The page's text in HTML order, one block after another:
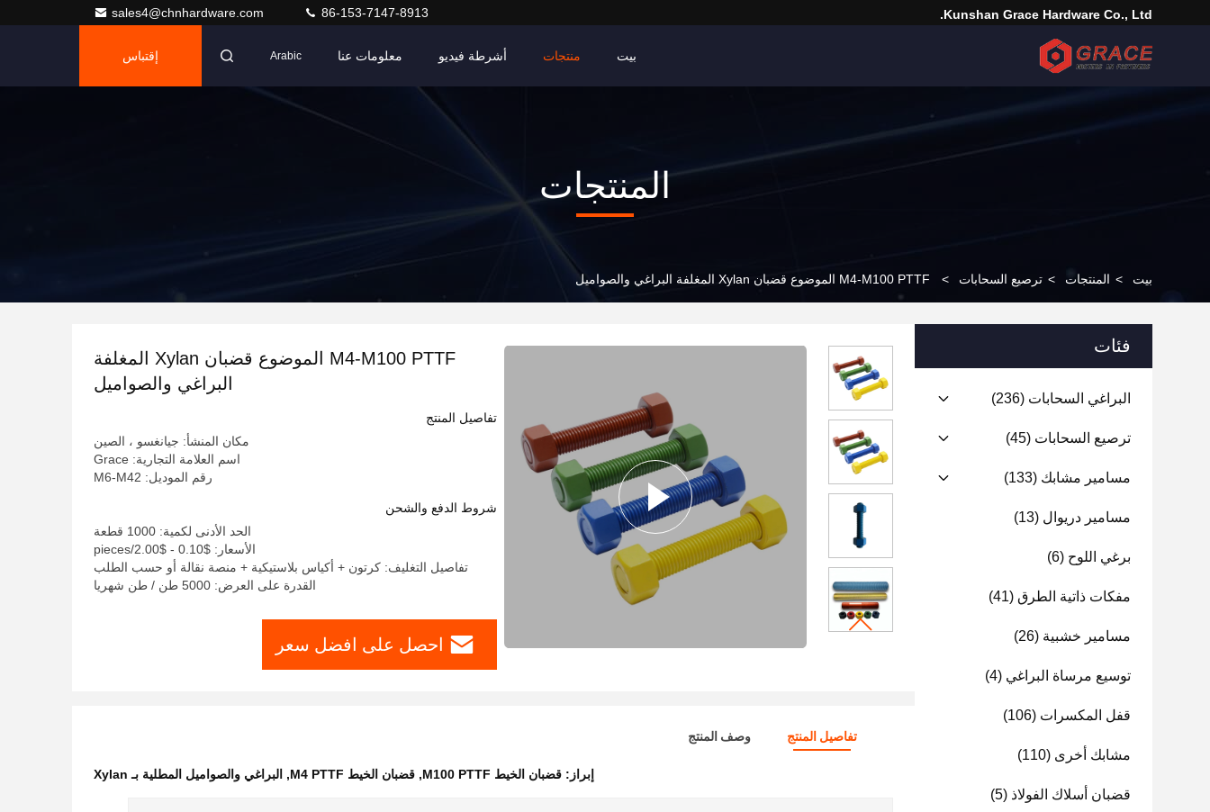
Kunshan Grace Hardware Co., Ltd.
sales4@chnhardware.com 86-153-7147-8913
بيت منتجات أشرطة فيديو معلومات عنا Arabic إقتباس
المنتجات
بيت > المنتجات > ترصيع السحابات > M4-M100 PTTF الموضوع قضبان Xylan المغلفة البراغي والصواميل
فئات
البراغي السحابات (236)
ترصيع السحابات (45)
مسامير مشابك (133)
مسامير دريوال (13)
برغي اللوح (6)
مفكات ذاتية الطرق (41)
مسامير خشبية (26)
توسيع مرساة البراغي (4)
قفل المكسرات (106)
مشابك أخرى (110)
قضبان أسلاك الفولاذ (5)
M4-M100 PTTF الموضوع قضبان Xylan المغلفة
البراغي والصواميل
تفاصيل المنتج
مكان المنشأ: جيانغسو ، الصين
اسم العلامة التجارية: Grace
رقم الموديل: M6-M42
شروط الدفع والشحن
الحد الأدنى لكمية: 1000 قطعة
الأسعار: $0.10 - $2.00/pieces
تفاصيل التغليف: كرتون + أكياس بلاستيكية + منصة نقالة أو حسب الطلب
القدرة على العرض: 5000 طن / طن شهريا
احصل على افضل سعر
تفاصيل المنتج وصف المنتج
إبراز: قضبان الخيط M100 PTTF , قضبان الخيط M4 PTTF , البراغي والصواميل المطلية بـ Xylan